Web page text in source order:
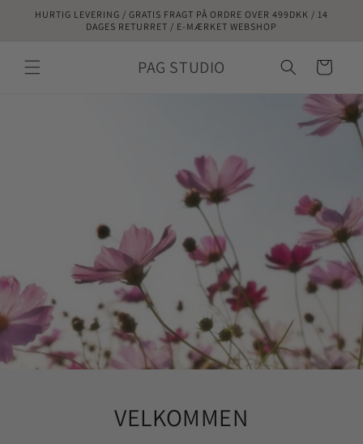
Gå til
HURTIG LEVERING / GRATIS FRAGT PÅ ORDRE OVER 499DKK / 14
DAGES RETURRET / E-MÆRKET WEBSHOP
PAG STUDIO Indkøbskurv
VELKOMMEN